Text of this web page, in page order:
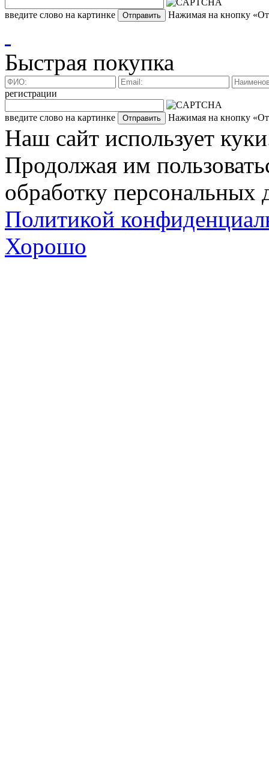
введите слово на картинке Нажимая на кнопку
Быстрая покупка
регистрации
введите слово на картинке Нажимая на кнопку
Наш сайт использует
Продолжая им
обработку персональных
Политикой
Хорошо